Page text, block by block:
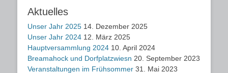
Aktuelles
Unser Jahr 2025 14. Dezember 2025
Unser Jahr 2024 12. März 2025
Hauptversammlung 2024 10. April 2024
Breamahock und Dorfplatzwiesn 20. September 2023
Veranstaltungen im Frühsommer 31. Mai 2023